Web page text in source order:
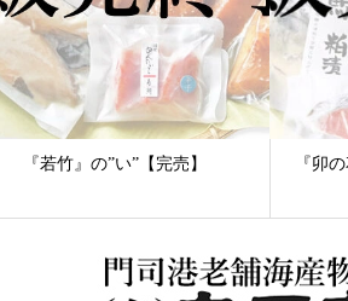
『若竹』の”い”【完売】 『卯